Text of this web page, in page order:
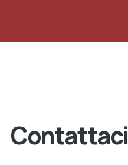
Contattaci